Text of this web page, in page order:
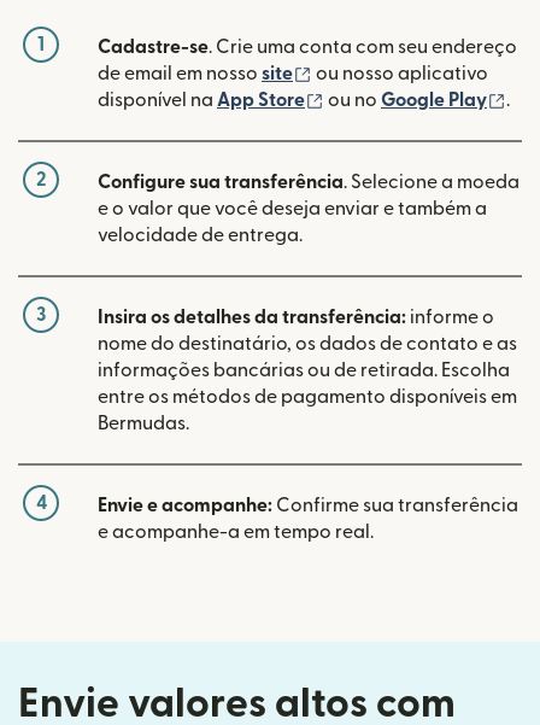
1 Cadastre-se. Crie uma conta com seu endereço
de email em nosso site (abre em uma nova
ou nosso aplicativo
disponível na App Store (abre em uma nova
ou no Google Play .
2 Configure sua transferência. Selecione a moeda
e o valor que você deseja enviar e também a
velocidade de entrega.
3 Insira os detalhes da transferência: informe o
nome do destinatário, os dados de contato e as
informações bancárias ou de retirada. Escolha
entre os métodos de pagamento disponíveis em
Bermudas.
4 Envie e acompanhe: Confirme sua transferência
e acompanhe-a em tempo real.
Envie valores altos com